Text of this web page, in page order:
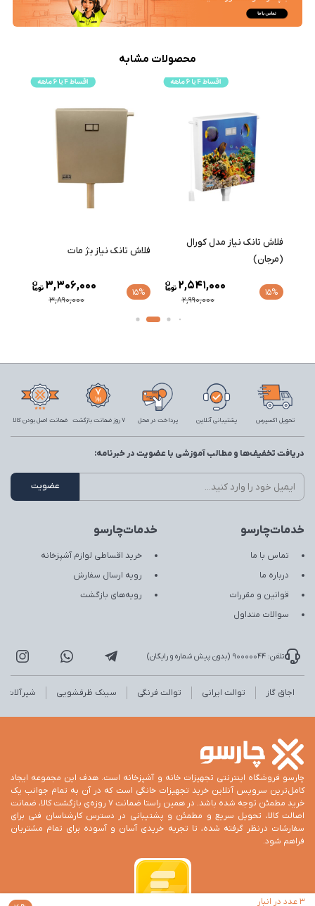
3 عدد در انبار
محصولات مشابه
فلاش تانک نیاز مدل کورال
(مرجان)
15%
2,990,000
2,541,000
فلاش تانک نیاز بژ مات
15%
3,890,000
3,306,000
تحویل اکسپرس پشتیبانی آنلاین پرداخت در محل 7 روز ضمانت بازگشت ضمانت اصل بودن کالا
خدمات‌چارسو
تماس با ما
درباره ما
قوانین و مقررات
سوالات متداول
خدمات‌چارسو
خرید اقساطی لوازم آشپزخانه
رویه ارسال سفارش
رویه‌های بازگشت
دریافت تخفیف‌ها و مطالب آموزشی با عضویت در خبرنامه:
تلفن: 90000044 (بدون پیش شماره و رایگان)
اجاق گاز توالت ایرانی توالت فرنگی سینک ظرفشویی شیرآلات
چارسو فروشگاه اینترنتی تجهیزات خانه و آشپزخانه است. هدف این مجموعه ایجاد
کامل‌ترین سرویس آنلاین خرید تجهیزات خانگی است که در آن به تمام جوانب یک
خرید مطمئن توجه شده باشد. در همین راستا ضمانت 7 روزه‌ی بازگشت کالا، ضمانت
اصالت کالا، تحویل سریع و مطمئن و پشتیبانی در دسترس کارشناسان فنی برای
سفارشات درنظر گرفته شده، تا تجربه خریدی آسان و آسوده برای تمام مشتریان
فراهم شود.